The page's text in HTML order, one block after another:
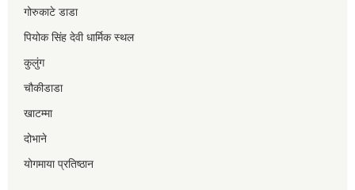
गोरुकाटे डाडा
पियोक सिंह देवी धार्मिक स्थल
कुलुंग
चौकीडाडा
खाटम्मा
दोभाने
योगमाया प्रतिष्ठान